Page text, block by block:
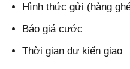
Hình thức gửi (hàng
Báo giá cước
Thời gian dự kiến giao